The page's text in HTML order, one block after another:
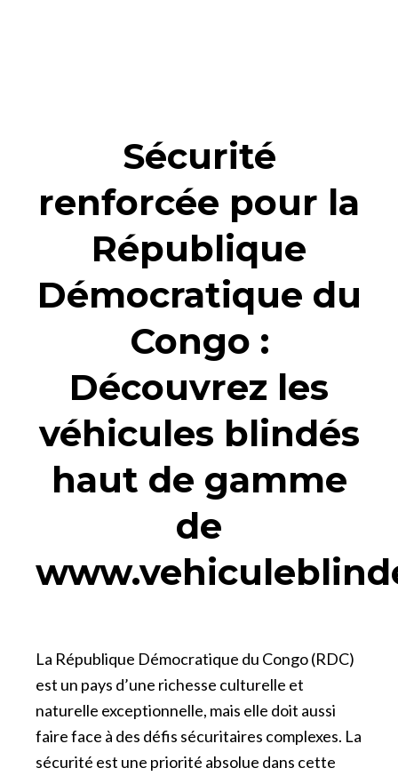
Sécurité
renforcée pour la
République
Démocratique du
Congo :
Découvrez les
véhicules blindés
haut de gamme
de
La République Démocratique du Congo (RDC)
est un pays d’une richesse culturelle et
naturelle exceptionnelle, mais elle doit aussi
faire face à des défis sécuritaires complexes. La
sécurité est une priorité absolue dans cette